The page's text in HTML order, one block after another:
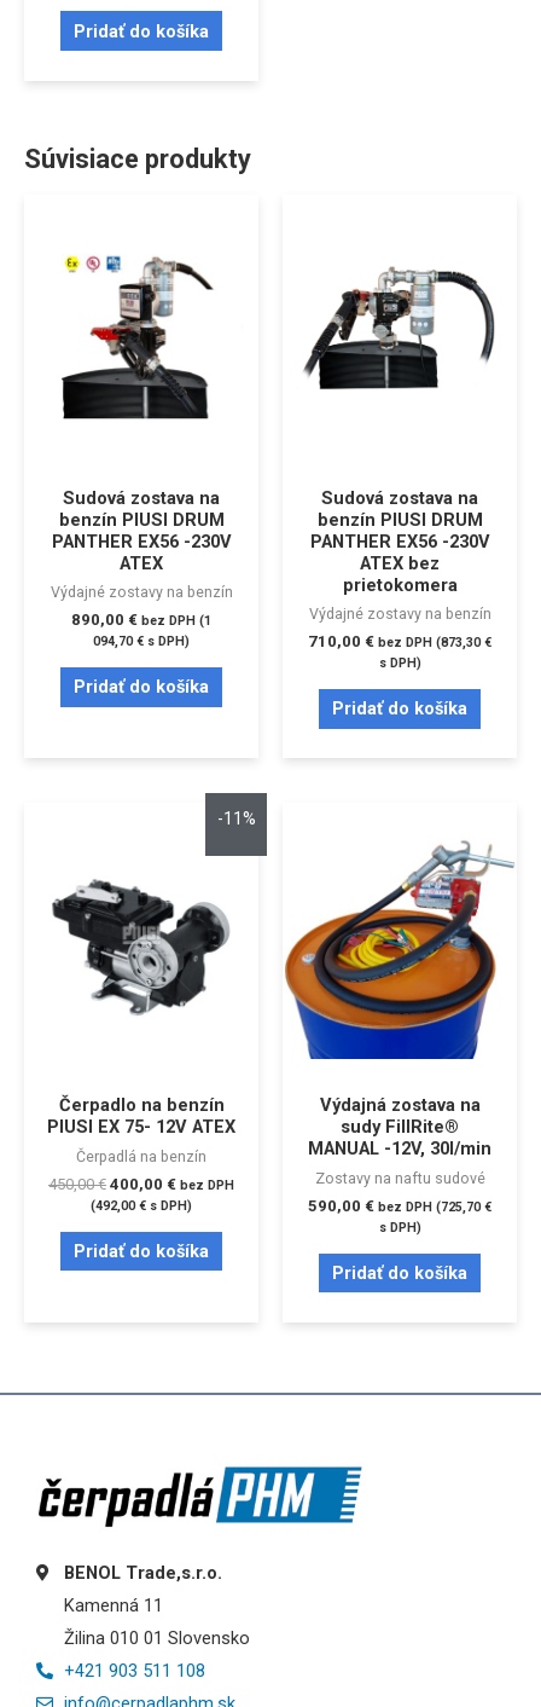
Pridať do košíka
Súvisiace produkty
Sudová zostava na
benzín PIUSI DRUM
PANTHER EX56 -230V
ATEX
Výdajné zostavy na benzín
890,00 € bez DPH (1
094,70€ s DPH)
Pridať do košíka
Sudová zostava na
benzín PIUSI DRUM
PANTHER EX56 -230V
ATEX bez
prietokomera
Výdajné zostavy na benzín
710,00 € bez DPH (873,30€
s DPH)
Pridať do košíka
-11%
Čerpadlo na benzín
PIUSI EX 75- 12V ATEX
Čerpadlá na benzín
450,00€ 400,00 € bez DPH
(492,00€ s DPH)
Pridať do košíka
Výdajná zostava na
sudy FillRite®
MANUAL -12V, 30l/min
Zostavy na naftu sudové
590,00 € bez DPH (725,70€
s DPH)
Pridať do košíka
BENOL Trade,s.r.o.
Kamenná 11
Žilina 010 01 Slovensko
+421 903 511 108